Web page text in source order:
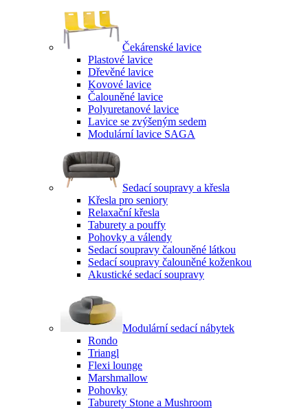
Čekárenské lavice
Plastové lavice
Dřevěné lavice
Kovové lavice
Čalouněné lavice
Polyuretanové lavice
Lavice se zvýšeným sedem
Modulární lavice SAGA
Sedací soupravy a křesla
Křesla pro seniory
Relaxační křesla
Taburety a pouffy
Pohovky a válendy
Sedací soupravy čalouněné látkou
Sedací soupravy čalouněné koženkou
Akustické sedací soupravy
Modulární sedací nábytek
Rondo
Triangl
Flexi lounge
Marshmallow
Pohovky
Taburety Stone a Mushroom